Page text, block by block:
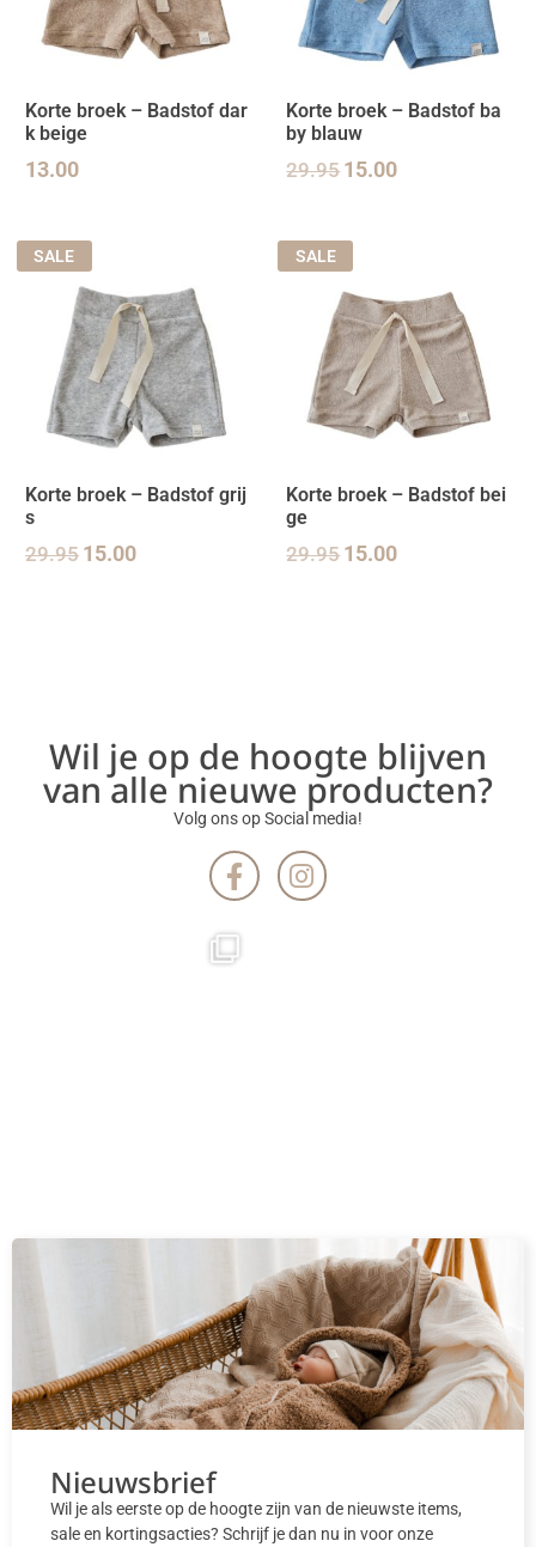
Korte broek – Badstof dar
k beige
13.00
Korte broek – Badstof ba
by blauw
29.9515.00
SALE
Korte broek – Badstof grij
s
29.95 15.00
SALE
Korte broek – Badstof bei
ge
29.9515.00
Wil je op de hoogte blijven
van alle nieuwe producten?
Volg ons op Social media!
Nieuwsbrief
Wil je als eerste op de hoogte zijn van de nieuwste items,
sale en kortingsacties? Schrijf je dan nu in voor onze